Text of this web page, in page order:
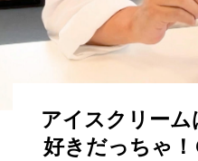
アイスクリー
好きだっちゃ